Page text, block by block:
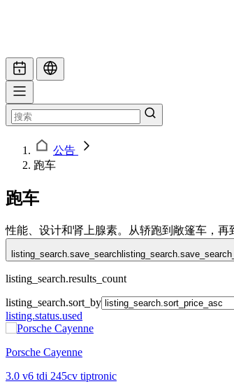
公告
跑车
跑车
性能、设计和肾上腺素。从轿跑到敞篷车，再
listing_search.save_search
listing_search.results_count
listing_search.sort_by
listing.status.used
Porsche Cayenne
3.0 v6 tdi 245cv tiptronic